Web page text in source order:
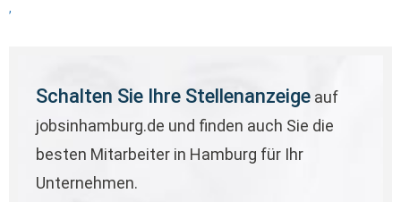
,
Schalten Sie Ihre Stellenanzeige auf
jobsinhamburg.de und finden auch Sie die
besten Mitarbeiter in Hamburg für Ihr
Unternehmen.